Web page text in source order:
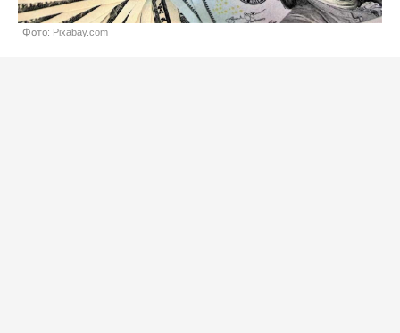
Фото: Pixabay.com